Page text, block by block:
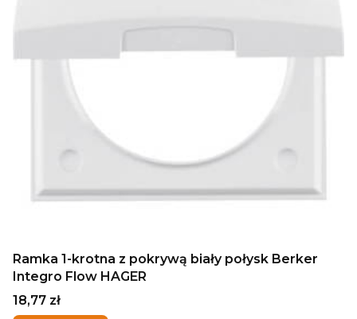
Ramka 1-krotna z pokrywą biały połysk Berker
Integro Flow HAGER
Cena
18,77 zł